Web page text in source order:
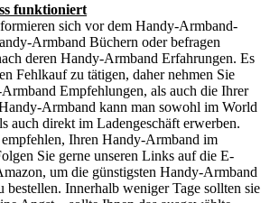
funktioniert
sich vor dem Handy-Armband-
Armband Büchern oder befragen
deren Handy-Armband Erfahrungen. Es
Fehlkauf zu tätigen, daher nehmen Sie
Empfehlungen, als auch die Ihrer
Armband kann man sowohl im World
auch direkt im Ladengeschäft erwerben.
Ihren Handy-Armband im
Sie gerne unseren Links auf die E-
um die günstigsten Handy-Armband
bestellen. Innerhalb weniger Tage sollten sie